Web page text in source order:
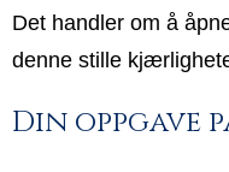
Det handler om å
denne stille
Din oppgave